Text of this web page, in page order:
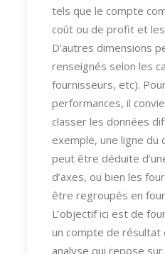
tels que le compte
coût ou de profit et
D’autres dimensions
renseignés selon les
fournisseurs, etc).
performances, il
classer les données
exemple, une ligne
peut être déduite
d’axes, ou bien les
être regroupés en
L’objectif ici est de
un compte de résultat
analyse qui repose